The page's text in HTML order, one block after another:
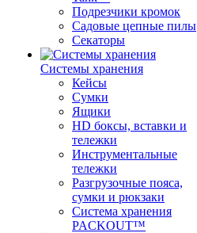
Подрезчики кромок
Садовые цепные пилы
Секаторы
Системы хранения
Кейсы
Сумки
Ящики
HD боксы, вставки и
тележки
Инструментальные
тележки
Разгрузочные пояса,
сумки и рюкзаки
Система хранения
PACKOUT™